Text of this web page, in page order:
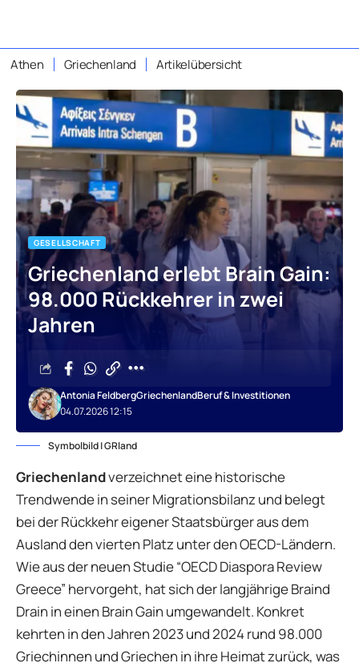
Athen Griechenland Artikelübersicht
GESELLSCHAFT
Griechenland erlebt Brain Gain:
98.000 Rückkehrer in zwei
Jahren
04.07.2026 12:15
Antonia FeldbergGriechenlandBeruf & Investitionen
Symbolbild | GRland
Griechenlandverzeichnet eine historische
Trendwende in seiner Migrationsbilanz und belegt
bei der Rückkehr eigener Staatsbürger aus dem
Ausland den vierten Platz unter den OECD-Ländern.
Wie aus der neuen Studie “OECD Diaspora Review
Greece” hervorgeht, hat sich der langjährige Braind
Drain in einen Brain Gain umgewandelt. Konkret
kehrten in den Jahren 2023 und 2024 rund 98.000
Griechinnen und Griechen in ihre Heimat zurück, was